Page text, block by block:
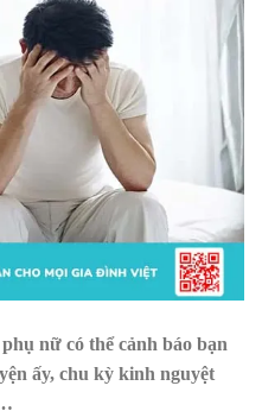
nữ có thể cảnh báo bạn
ấy, chu kỳ kinh nguyệt